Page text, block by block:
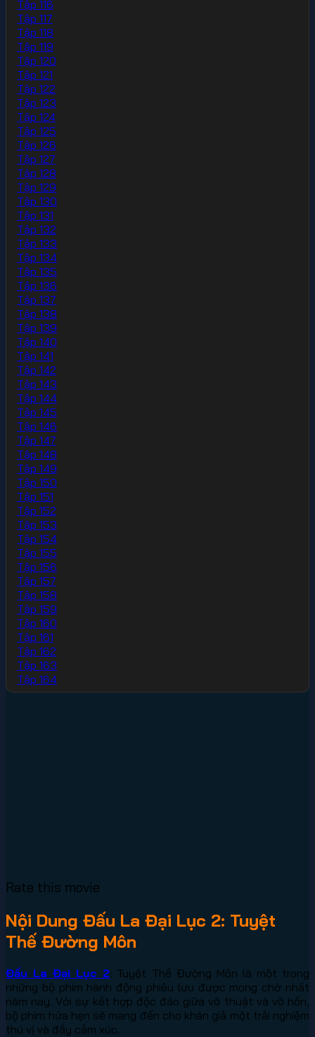
Tập 116
Tập 117
Tập 118
Tập 119
Tập 120
Tập 121
Tập 122
Tập 123
Tập 124
Tập 125
Tập 126
Tập 127
Tập 128
Tập 129
Tập 130
Tập 131
Tập 132
Tập 133
Tập 134
Tập 135
Tập 136
Tập 137
Tập 138
Tập 139
Tập 140
Tập 141
Tập 142
Tập 143
Tập 144
Tập 145
Tập 146
Tập 147
Tập 148
Tập 149
Tập 150
Tập 151
Tập 152
Tập 153
Tập 154
Tập 155
Tập 156
Tập 157
Tập 158
Tập 159
Tập 160
Tập 161
Tập 162
Tập 163
Tập 164
Rate this movie
Nội Dung Đấu La Đại Lục 2: Tuyệt
Thế Đường Môn
Đấu La Đại Lục 2: Tuyệt Thế Đường Môn là một trong
những bộ phim hành động phiêu lưu được mong chờ nhất
năm nay. Với sự kết hợp độc đáo giữa võ thuật và võ hồn,
bộ phim hứa hẹn sẽ mang đến cho khán giả một trải nghiệm
thú vị và đầy cảm xúc.